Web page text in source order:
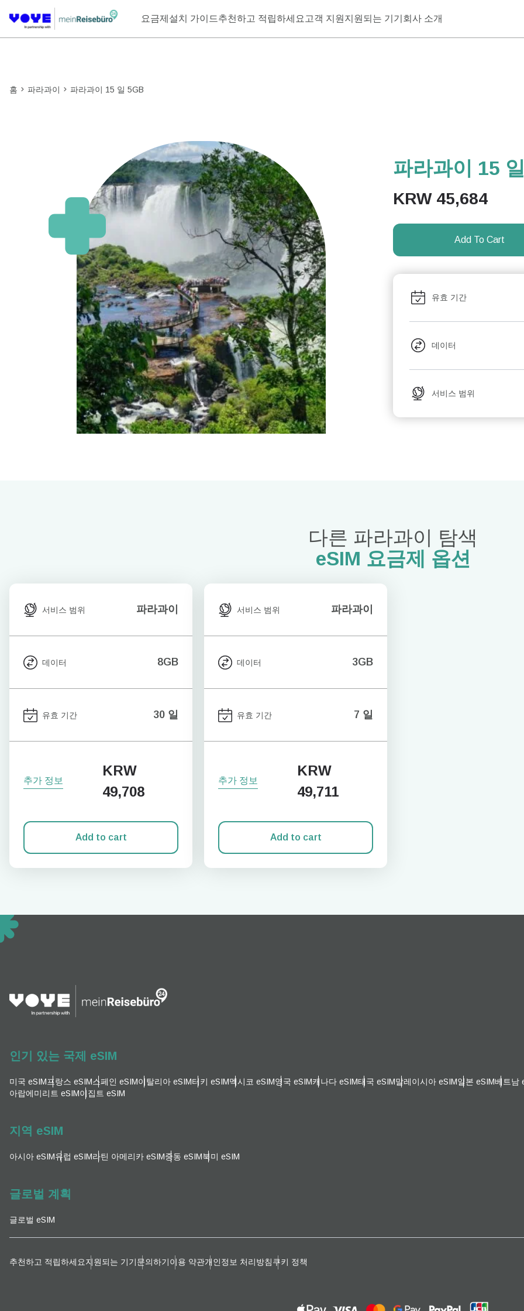
요금제 설치 가이드추천하고 적립하세요 고객 지원 지원되는 기기 회사 소개
홈 파라과이 파라과이 15 일 5GB
파라과이 15
KRW45,684
Add To Cart
유효 기간
데이터
서비스 범위
다른 파라과이 탐색
eSIM 요금제 옵션
서비스 범위 파라과이
데이터 8GB
유효 기간 30 일
추가 정보
KRW
49,708
Add to cart
서비스 범위 파라과이
데이터 3GB
유효 기간 7 일
추가 정보
KRW
49,711
Add to cart
인기 있는 국제 eSIM
미국 eSIM프랑스 eSIM스페인 eSIM이탈리아 eSIM터키 eSIM멕시코 eSIM영국 eSIM캐나다 eSIM태국 eSIM말레이시아 eSIM일본 eSIM베트남
아랍에미리트 eSIM이집트 eSIM
지역 eSIM
아시아 eSIM유럽 ​​eSIM라틴 아메리카 eSIM중동 eSIM북미 eSIM
글로벌 계획
글로벌 eSIM
추천하고 적립하세요지원되는 기기문의하기이용 약관개인정보 처리방침쿠키 정책
Deutsch Français
통화 선택:
EUR - 유로